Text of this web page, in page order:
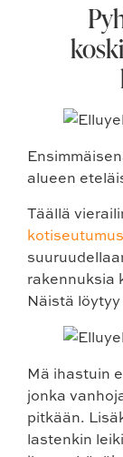
alueen
Täällä
rakennuksia
Näistä
Mä ihastuin
jonka
pitkään.
lastenkin